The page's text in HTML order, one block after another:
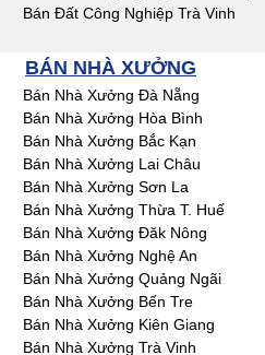
Bán Đất Công Nghiệp Trà Vinh
BÁN NHÀ XƯỞNG
Bán Nhà Xưởng Đà Nẵng
Bán Nhà Xưởng Hòa Bình
Bán Nhà Xưởng Bắc Kạn
Bán Nhà Xưởng Lai Châu
Bán Nhà Xưởng Sơn La
Bán Nhà Xưởng Thừa T. Huế
Bán Nhà Xưởng Đăk Nông
Bán Nhà Xưởng Nghệ An
Bán Nhà Xưởng Quảng Ngãi
Bán Nhà Xưởng Bến Tre
Bán Nhà Xưởng Kiên Giang
Bán Nhà Xưởng Trà Vinh